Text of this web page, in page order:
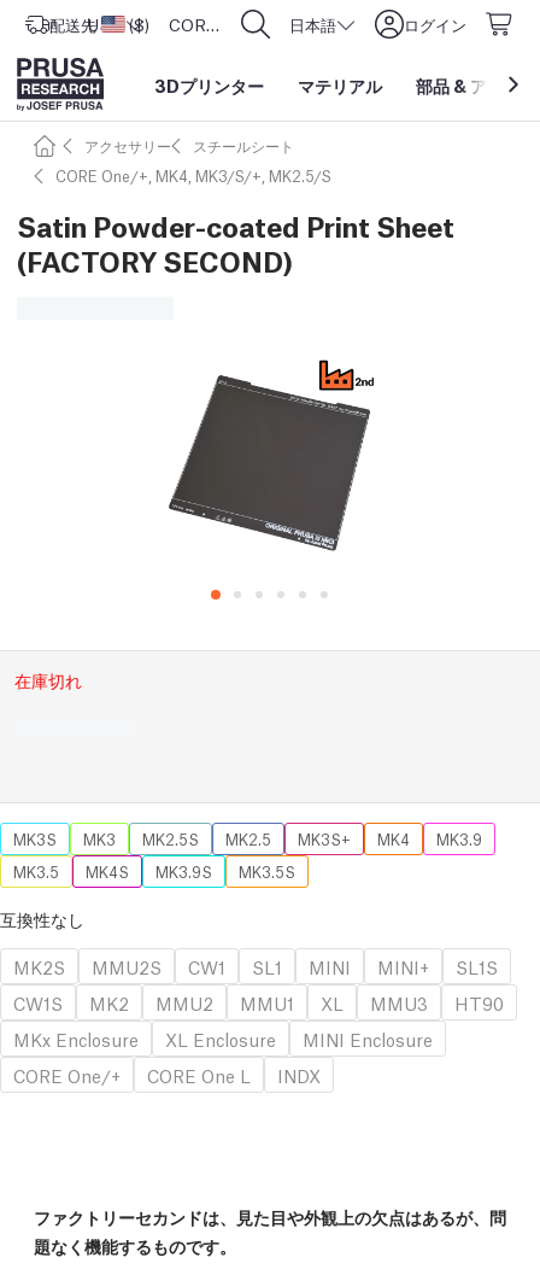
配送先 アメリカ合衆国
USD ($) CORE One L: Now In Stock! 日本語 ログイン
3Dプリンター マテリアル 部品 & アクセ
アクセサリー
スチールシート
CORE One/+, MK4, MK3/S/+, MK2.5/S
Satin Powder-coated Print Sheet
(FACTORY SECOND)
在庫切れ
MK3S MK3 MK2.5S MK2.5 MK3S+ MK4
MK3.9
MK3.5
MK4S MK3.9S MK3.5S
互換性なし
MK2S
MMU2S CW1 SL1 MINI MINI+
SL1S
CW1S
MK2 MMU2 MMU1 XL MMU3
HT90
MKx Enclosure
XL Enclosure
MINI Enclosure
CORE One/+
CORE One L INDX
ファクトリーセカンドは、見た目や外観上の欠点はあるが、問
題なく機能するものです。